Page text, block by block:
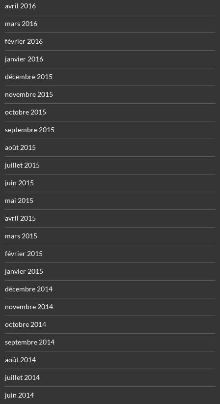
avril 2016
mars 2016
février 2016
janvier 2016
décembre 2015
novembre 2015
octobre 2015
septembre 2015
août 2015
juillet 2015
juin 2015
mai 2015
avril 2015
mars 2015
février 2015
janvier 2015
décembre 2014
novembre 2014
octobre 2014
septembre 2014
août 2014
juillet 2014
juin 2014